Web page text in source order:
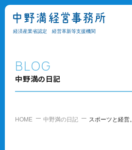
経済産業省認定 経営革新等支援機関
BLOG
中野満の日記
HOME 中野満の日記 スポーツと経営。